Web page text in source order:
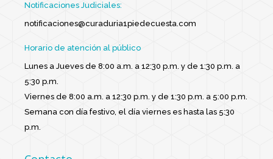
Notificaciones Judiciales:
notificaciones@curaduria1piedecuesta.com
Horario de atención al público
Lunes a Jueves de 8:00 a.m. a 12:30 p.m. y de 1:30 p.m. a
5:30 p.m.
Viernes de 8:00 a.m. a 12:30 p.m. y de 1:30 p.m. a 5:00 p.m.
Semana con día festivo, el día viernes es hasta las 5:30
p.m.